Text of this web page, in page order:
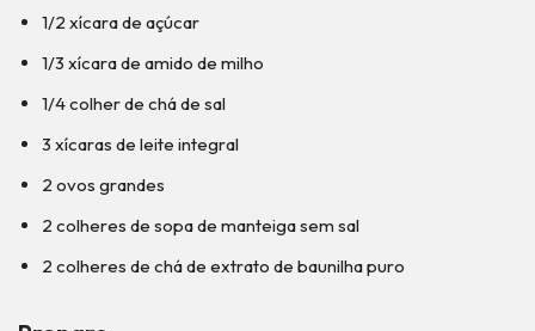
1/2 xícara de açúcar
1/3 xícara de amido de milho
1/4 colher de chá de sal
3 xícaras de leite integral
2 ovos grandes
2 colheres de sopa de manteiga sem sal
2 colheres de chá de extrato de baunilha puro